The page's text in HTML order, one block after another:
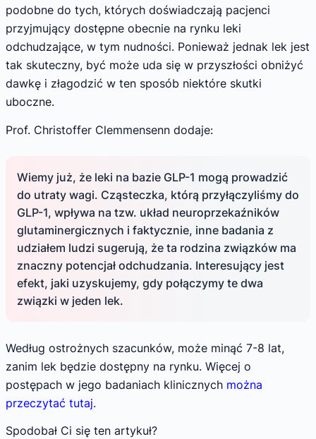
podobne do tych, których doświadczają pacjenci
przyjmujący dostępne obecnie na rynku leki
odchudzające, w tym nudności. Ponieważ jednak lek jest
tak skuteczny, być może uda się w przyszłości obniżyć
dawkę i złagodzić w ten sposób niektóre skutki
uboczne.
Prof. Christoffer Clemmensenn dodaje:
Wiemy już, że leki na bazie GLP-1 mogą prowadzić
do utraty wagi. Cząsteczka, którą przyłączyliśmy do
GLP-1, wpływa na tzw. układ neuroprzekaźników
glutaminergicznych i faktycznie, inne badania z
udziałem ludzi sugerują, że ta rodzina związków ma
znaczny potencjał odchudzania. Interesujący jest
efekt, jaki uzyskujemy, gdy połączymy te dwa
związki w jeden lek.
Według ostrożnych szacunków, może minąć 7-8 lat,
zanim lek będzie dostępny na rynku. Więcej o
postępach w jego badaniach klinicznych można
przeczytać tutaj.
Spodobał Ci się ten artykuł?